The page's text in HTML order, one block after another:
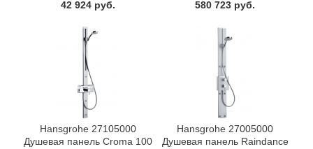
42 924 руб.
душ верхний душ глянцевая
580 723 руб.
Hansgrohe 27105000
Душевая панель Croma 100
Hansgrohe 27005000
Душевая панель Raindance